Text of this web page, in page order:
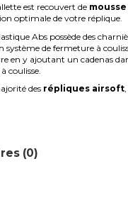
est recouvert de
optimale de votre réplique.
Abs possède des
système de fermeture à
en y ajoutant un cadenas
coulisse.
des répliques airsoft
(0)